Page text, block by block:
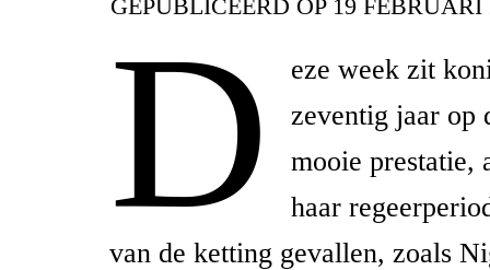
GEPUBLICEERD OP 19 FEBRUARI
D
eze week zit
zeventig jaar op
mooie prestatie,
haar
van de ketting gevallen, zoals